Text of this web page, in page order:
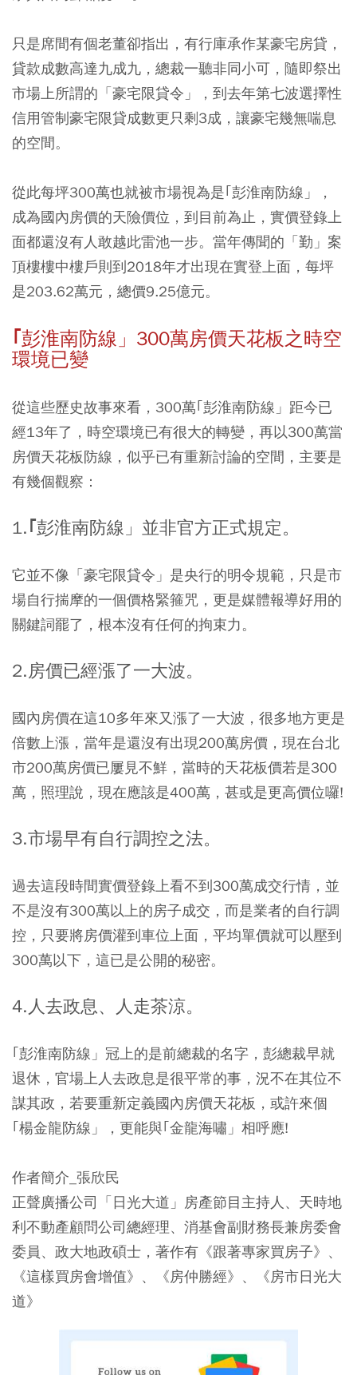
只是席間有個老董卻指出，有行庫承作某豪宅房貸，
貸款成數高達九成九，總裁一聽非同小可，隨即祭出
市場上所謂的「豪宅限貸令」，到去年第七波選擇性
信用管制豪宅限貸成數更只剩3成，讓豪宅幾無喘息
的空間。
從此每坪300萬也就被市場視為是｢彭淮南防線」，
成為國內房價的天險價位，到目前為止，實價登錄上
面都還沒有人敢越此雷池一步。當年傳聞的「勤」案
頂樓樓中樓戶則到2018年才出現在實登上面，每坪
是203.62萬元，總價9.25億元。
｢彭淮南防線」300萬房價天花板之時空
環境已變
從這些歷史故事來看，300萬｢彭淮南防線」距今已
經13年了，時空環境已有很大的轉變，再以300萬當
房價天花板防線，似乎已有重新討論的空間，主要是
有幾個觀察：
1.｢彭淮南防線」並非官方正式規定。
它並不像「豪宅限貸令」是央行的明令規範，只是市
場自行揣摩的一個價格緊箍咒，更是媒體報導好用的
關鍵詞罷了，根本沒有任何的拘束力。
2.房價已經漲了一大波。
國內房價在這10多年來又漲了一大波，很多地方更是
倍數上漲，當年是還沒有出現200萬房價，現在台北
市200萬房價已屢見不鮮，當時的天花板價若是300
萬，照理說，現在應該是400萬，甚或是更高價位囉!
3.市場早有自行調控之法。
過去這段時間實價登錄上看不到300萬成交行情，並
不是沒有300萬以上的房子成交，而是業者的自行調
控，只要將房價灌到車位上面，平均單價就可以壓到
300萬以下，這已是公開的秘密。
4.人去政息、人走茶涼。
｢彭淮南防線」冠上的是前總裁的名字，彭總裁早就
退休，官場上人去政息是很平常的事，況不在其位不
謀其政，若要重新定義國內房價天花板，或許來個
｢楊金龍防線」，更能與｢金龍海嘯」相呼應!
作者簡介_張欣民
正聲廣播公司「日光大道」房產節目主持人、天時地
利不動產顧問公司總經理、消基會副財務長兼房委會
委員、政大地政碩士，著作有《跟著專家買房子》、
《這樣買房會增值》、《房仲勝經》、《房市日光大
道》